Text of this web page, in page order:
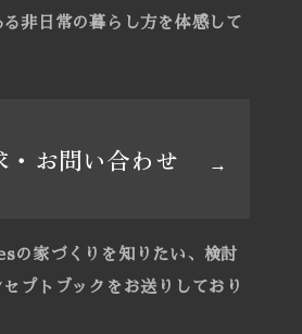
る非日常の暮らし方を体感して
・お問い合わせ
の家づくりを知りたい、検討
プトブックをお送りしており